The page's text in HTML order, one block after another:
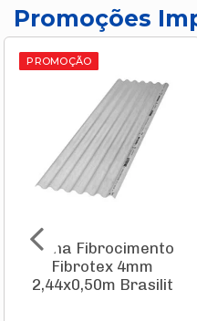
Promoções
PROMOÇÃO
Telha Fibrocimento
Fibrotex 4mm
2,44x0,50m Brasilit